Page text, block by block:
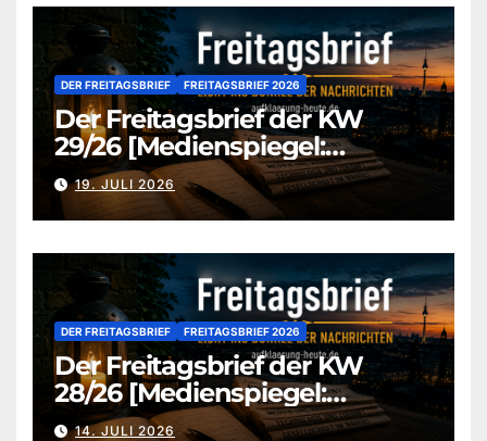
DER FREITAGSBRIEF FREITAGSBRIEF 2026
Der Freitagsbrief der KW
29/26 [Medienspiegel:
aufklaerung-heute.de]
19. JULI 2026
DER FREITAGSBRIEF FREITAGSBRIEF 2026
Der Freitagsbrief der KW
28/26 [Medienspiegel:
aufklaerung-heute.de]
14. JULI 2026